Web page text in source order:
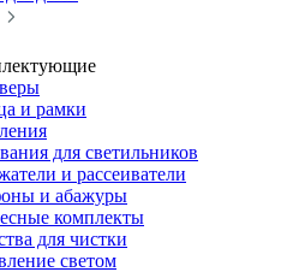
и рамки
для светильников
и рассеиватели
и абажуры
комплекты
для чистки
светом